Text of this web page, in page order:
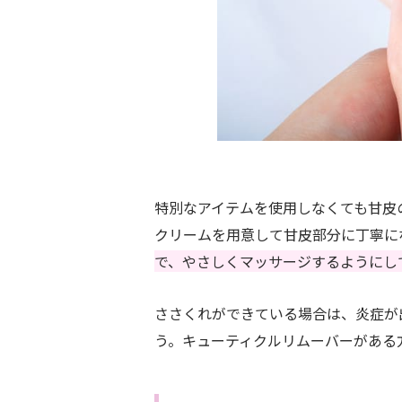
特別なアイテムを使用しなくても甘
クリームを用意して甘皮部分に丁寧
で、やさしくマッサージするように
ささくれができている場合は、炎症
う。キューティクルリムーバーがあ